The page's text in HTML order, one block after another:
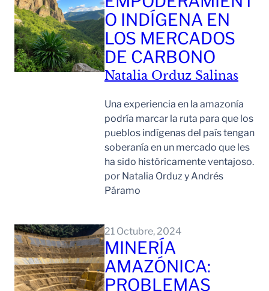
O INDÍGENA EN
LOS MERCADOS
DE CARBONO
Natalia Orduz Salinas
Una experiencia en la amazonía
podría marcar la ruta para que los
pueblos indígenas del país tengan
soberanía en un mercado que les
ha sido históricamente ventajoso.
por Natalia Orduz y Andrés
Páramo
21 Octubre, 2024
MINERÍA
AMAZÓNICA:
PROBLEMAS